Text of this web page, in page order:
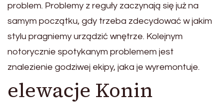
problem. Problemy z reguły zaczynają się już na
samym początku, gdy trzeba zdecydować w jakim
stylu pragniemy urządzić wnętrze. Kolejnym
notorycznie spotykanym problemem jest
znalezienie godziwej ekipy, jaka je wyremontuje.
elewacje Konin